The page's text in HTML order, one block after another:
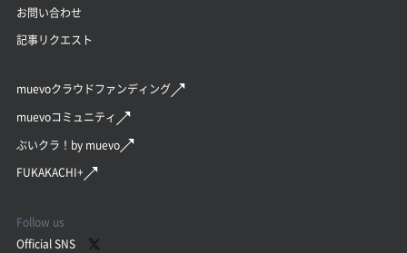
お問い合わせ
記事リクエスト
muevoクラウドファンディング
muevoコミュニティ
ぶいクラ！by muevo
FUKAKACHI+
Follow us
Official SNS